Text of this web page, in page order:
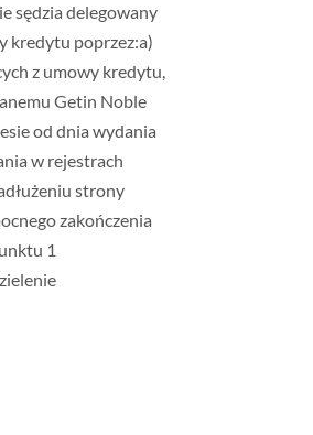
sędzia delegowany
kredytu poprzez:a)
z umowy kredytu,
Getin Noble
od dnia wydania
w rejestrach
strony
zakończenia
1